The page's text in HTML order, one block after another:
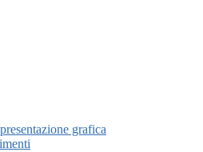
grafica